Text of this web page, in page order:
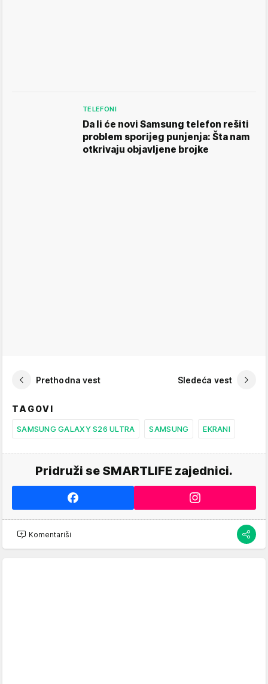
TELEFONI
Da li će novi Samsung telefon rešiti
problem sporijeg punjenja: Šta nam
otkrivaju objavljene brojke
Prethodna vest Sledeća vest
TAGOVI
SAMSUNG GALAXY S26 ULTRA SAMSUNG EKRANI
Pridruži se SMARTLIFE zajednici.
Komentariši